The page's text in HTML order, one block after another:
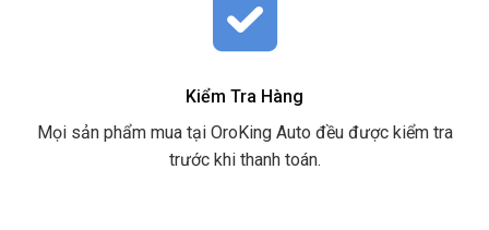
Kiểm Tra Hàng
Mọi sản phẩm mua tại OroKing Auto đều được kiểm tra
trước khi thanh toán.